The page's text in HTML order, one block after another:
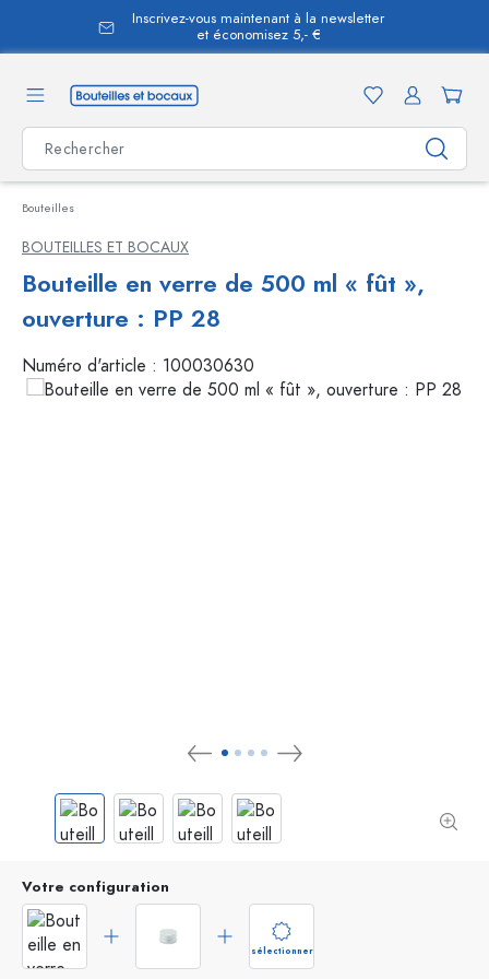
principal
Inscrivez-vous maintenant à la newsletter
et économisez 5,- €
Bouteilles
BOUTEILLES ET BOCAUX
Bouteille en verre de 500 ml « fût »,
ouverture : PP 28
Numéro d'article : 100030630
Votre configuration
sélectionner